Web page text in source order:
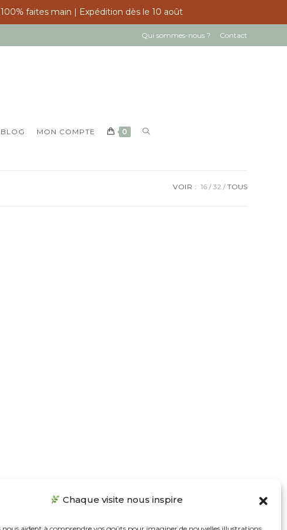
faites main | Expédition dès le 10 août
Chaque visite nous inspire
Qui sommes-nous ? Contact
BLOG MON COMPTE 0
TOGGLE
VOIR : 16 32 TOUS